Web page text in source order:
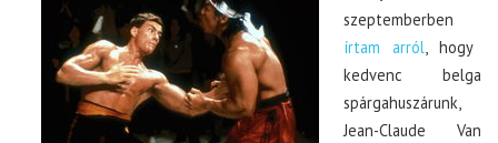
szeptemberben
írtam arról, hogy
kedvenc belga
spárgahuszárunk,
Jean-Claude Van